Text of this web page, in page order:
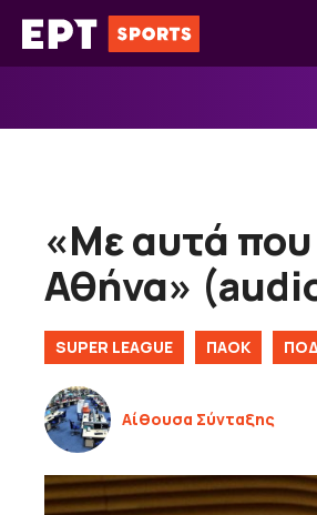
Μετάβαση
σε
«Με αυτά
Αθήνα»
SUPER LEAGUE ΠΑΟΚ
Αίθουσα Σύνταξης